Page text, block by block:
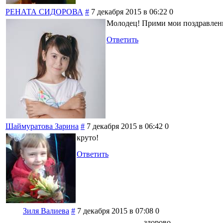
РЕНАТА СИДОРОВА # 7 декабря 2015 в 06:22 0
Молодец! Прими мои
Ответить
Шаймуратова Зарина # 7 декабря 2015 в 06:42 0
круто!
Ответить
Зиля Валиева # 7 декабря 2015 в 07:08 0